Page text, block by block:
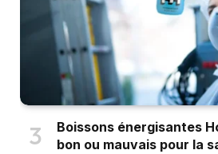
Boissons énergisantes
bon ou mauvais pour la